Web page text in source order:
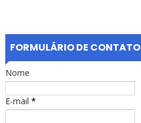
FORMULÁRIO DE CONTATO
Nome
E-mail *